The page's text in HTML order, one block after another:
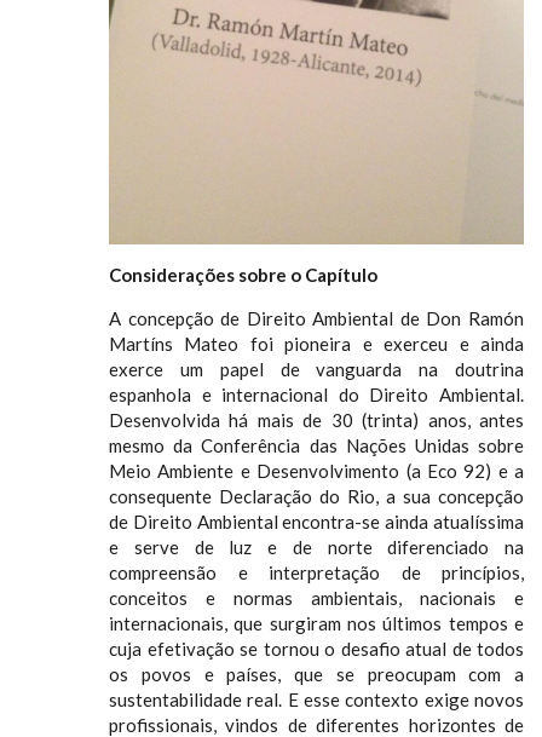
Considerações sobre o Capítulo
A concepção de Direito Ambiental de Don Ramón
Martíns Mateo foi pioneira e exerceu e ainda
exerce um papel de vanguarda na doutrina
espanhola e internacional do Direito Ambiental.
Desenvolvida há mais de 30 (trinta) anos, antes
mesmo da Conferência das Nações Unidas sobre
Meio Ambiente e Desenvolvimento (a Eco 92) e a
consequente Declaração do Rio, a sua concepção
de Direito Ambiental encontra-se ainda atualíssima
e serve de luz e de norte diferenciado na
compreensão e interpretação de princípios,
conceitos e normas ambientais, nacionais e
internacionais, que surgiram nos últimos tempos e
cuja efetivação se tornou o desafio atual de todos
os povos e países, que se preocupam com a
sustentabilidade real. E esse contexto exige novos
profissionais, vindos de diferentes horizontes de